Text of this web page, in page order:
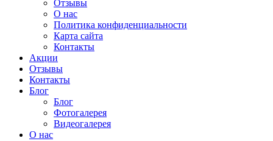
Отзывы
О нас
Политика конфиденциальности
Карта сайта
Контакты
Акции
Отзывы
Контакты
Блог
Блог
Фотогалерея
Видеогалерея
О нас